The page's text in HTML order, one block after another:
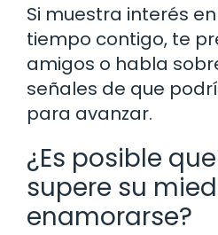
Si muestra interés
tiempo contigo, te
amigos o habla
señales de que
para avanzar.
¿Es posible
supere su
enamorarse?